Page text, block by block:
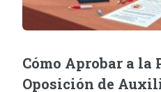
Cómo Aprobar a la
Oposición de